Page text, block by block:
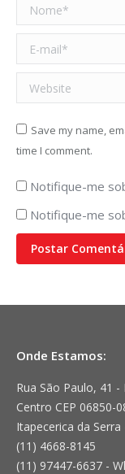
Nome *
E-mail *
Website
Save my name,
time I comment.
Notifique-me
Notifique-me
Postar
Onde Estamos:
Rua São Paulo, 41 -
Centro CEP 06850-
Itapecerica da Serra
(11) 4668-8145
(11) 97447-6637 -